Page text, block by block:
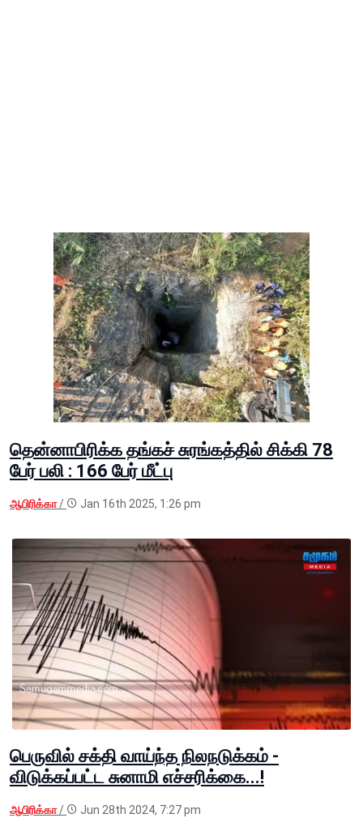
தென்னாபிரிக்க தங்கச் சுரங்கத்தில் சிக்கி 78
பேர் பலி : 166 பேர் மீட்பு
ஆபிரிக்கா/ Jan 16th 2025, 1:26 pm
பெருவில் சக்தி வாய்ந்த நிலநடுக்கம் -
விடுக்கப்பட்ட சுனாமி எச்சரிக்கை...!
ஆபிரிக்கா/ Jun 28th 2024, 7:27 pm